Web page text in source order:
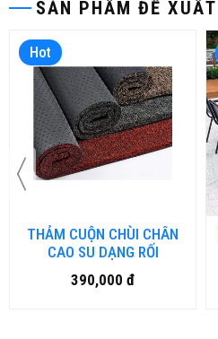
SẢN PHẨM ĐỀ XUẤT
Hot
THẢM CUỘN CHÙI CHÂN
CAO SU DẠNG RỐI
390,000 đ